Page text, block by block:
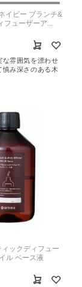
イビー ブランチ&
フューザーア...
な雰囲気を漂わせ
慎み深さのある木
ックディフュー
ル ベース液